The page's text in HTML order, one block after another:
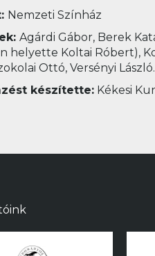
Nemzeti Színház
Agárdi Gábor, Berek
helyette Koltai Róbert),
Ottó, Versényi László.
készítette: Kékesi